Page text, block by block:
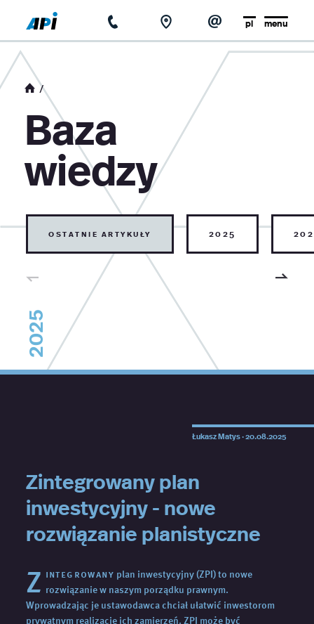
menu
pl
strona główna
aktualności
baza wiedzy
kontakt
Baza
wiedzy
ostatnie artykuły 2025
2025
Łukasz Matys ·20.08.2025
Zintegrowany plan
inwestycyjny - nowe
rozwiązanie planistyczne
Z integrowany plan inwestycyjny (ZPI) to nowe
rozwiązanie w naszym porządku prawnym.
Wprowadzając je ustawodawca chciał ułatwić inwestorom
prywatnym realizację ich zamierzeń. ZPI może być